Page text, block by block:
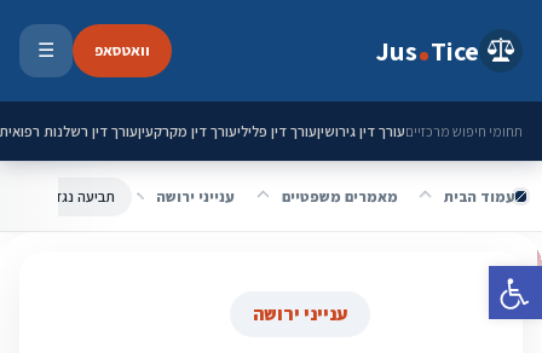
פתח סרגל נגישות
Jus Tice וואטסאפ ☰
תחומי חיפוש מרכזייםעורך דין גירושיןעורך דין פליליעורך דין מקרקעיןעורך דין רשלנות רפואית
עמוד הבית מאמרים משפטיים ענייני ירושה
ענייני ירושה